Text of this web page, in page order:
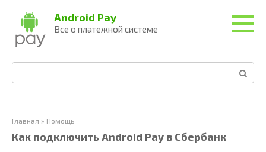
контенту
Android Pay
Все о платежной системе
Главная » Помощь
Как подключить Android Pay в Сбербанк